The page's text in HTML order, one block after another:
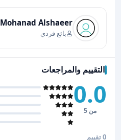
Mohanad Alshaeer
بائع فردي
التقييم والمراجعات
0.0
من 5
0 تقييم